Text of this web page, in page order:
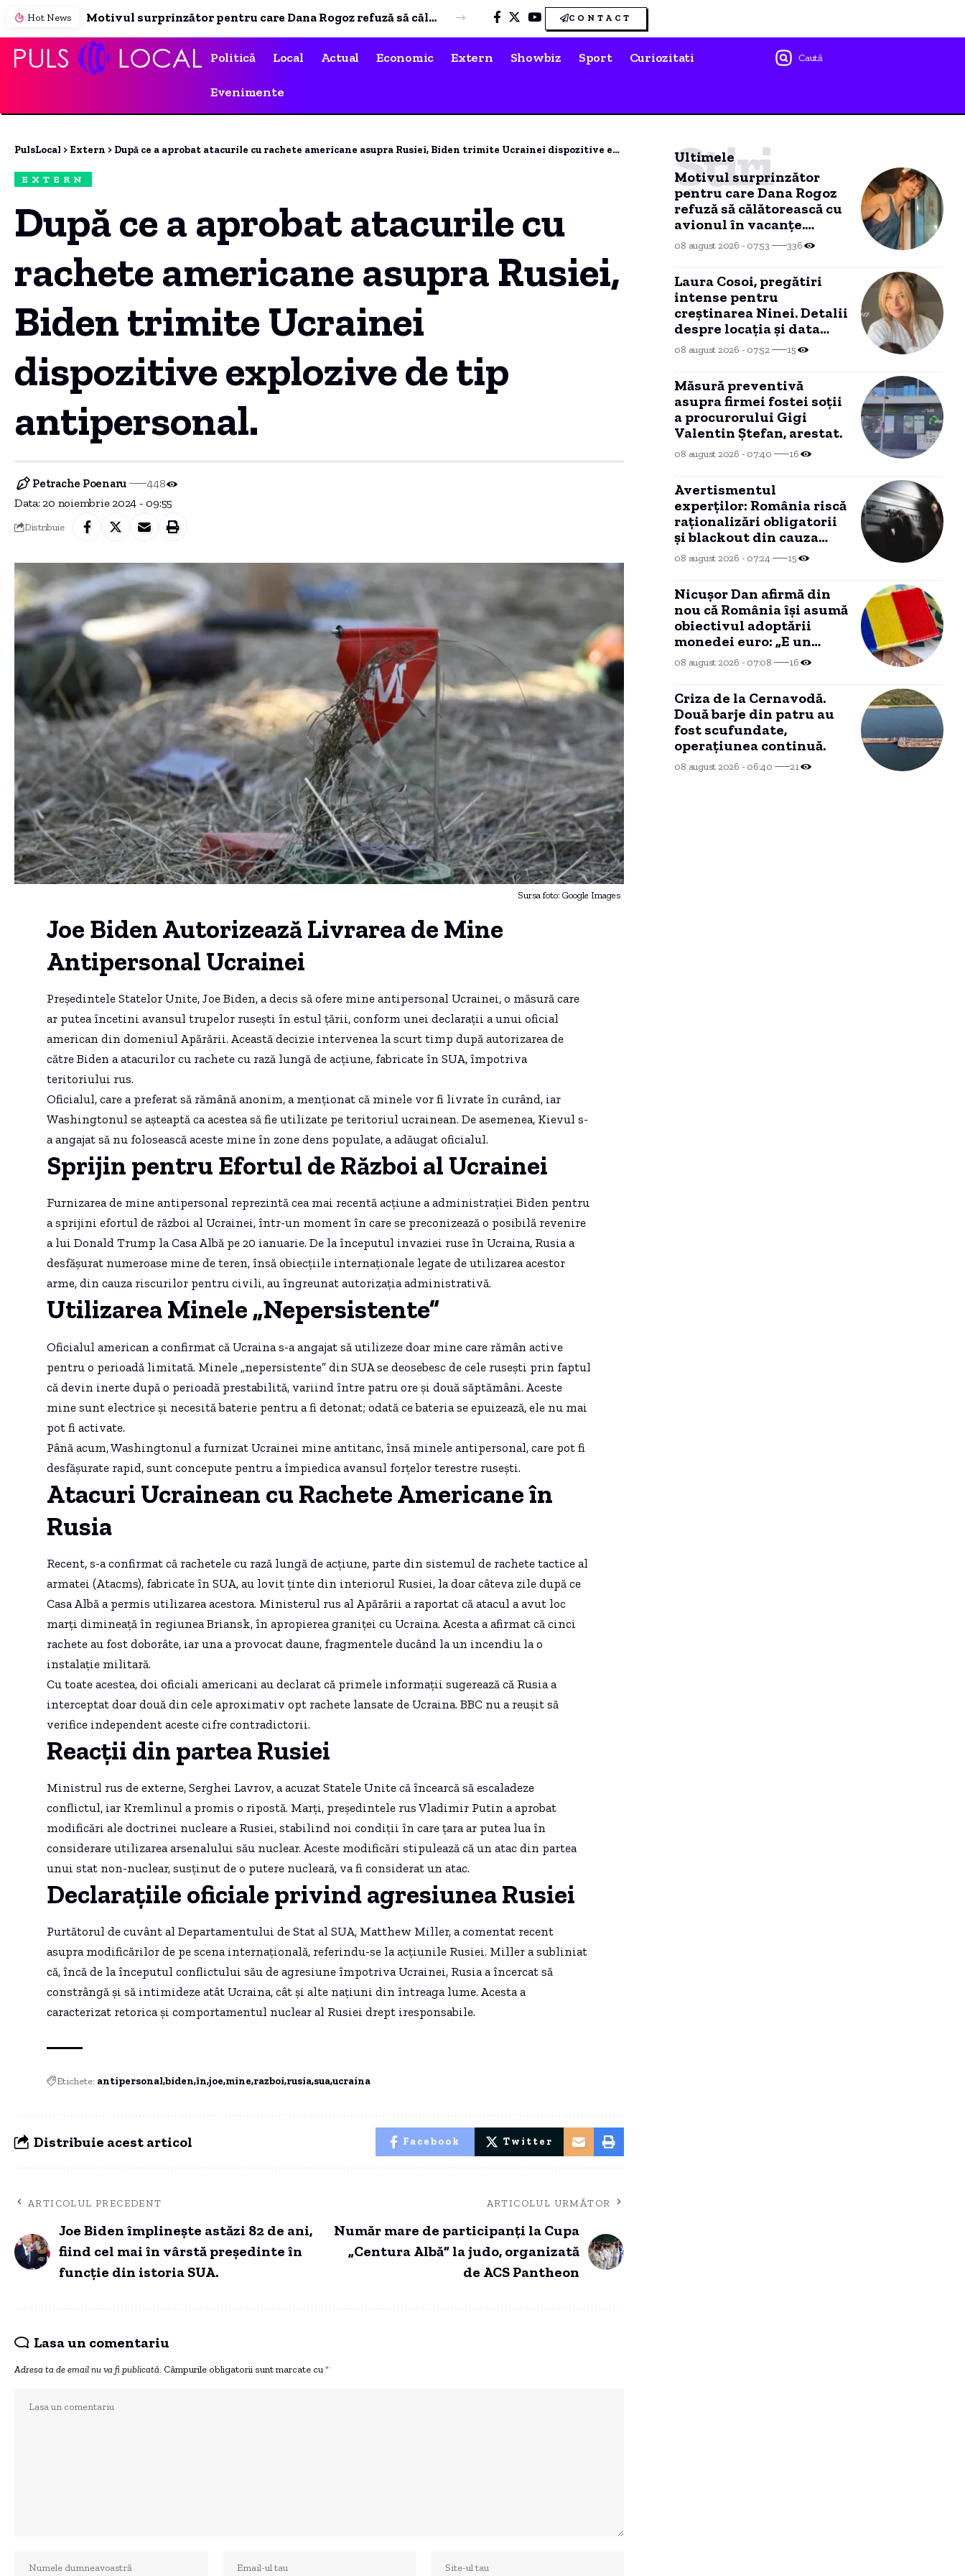
Hot News Laura Cosoi, pregătiri intense pentru creștinarea Ninei. Detalii despre locația și data botezului CONTACT
Politică Local Actual Economic Extern Showbiz Sport Curiozitati
Evenimente
Caută
PulsLocal > Extern > După ce a aprobat atacurile cu rachete americane asupra Rusiei, Biden trimite Ucrainei dispozitive explozive de tip antipersonal.
EXTERN
După ce a aprobat atacurile cu
rachete americane asupra Rusiei,
Biden trimite Ucrainei
dispozitive explozive de tip
antipersonal.
Data: 20 noiembrie 2024 - 09:55
Petrache Poenaru 448
Distribuie
Sursa foto: Google Images
Joe Biden Autorizează Livrarea de Mine
Antipersonal Ucrainei
Președintele Statelor Unite, Joe Biden, a decis să ofere mine antipersonal Ucrainei, o măsură care
ar putea încetini avansul trupelor rusești în estul țării, conform unei declarații a unui oficial
american din domeniul Apărării. Această decizie intervenea la scurt timp după autorizarea de
către Biden a atacurilor cu rachete cu rază lungă de acțiune, fabricate în SUA, împotriva
teritoriului rus.
Oficialul, care a preferat să rămână anonim, a menționat că minele vor fi livrate în curând, iar
Washingtonul se așteaptă ca acestea să fie utilizate pe teritoriul ucrainean. De asemenea, Kievul s-
a angajat să nu folosească aceste mine în zone dens populate, a adăugat oficialul.
Sprijin pentru Efortul de Război al Ucrainei
Furnizarea de mine antipersonal reprezintă cea mai recentă acțiune a administrației Biden pentru
a sprijini efortul de război al Ucrainei, într-un moment în care se preconizează o posibilă revenire
a lui Donald Trump la Casa Albă pe 20 ianuarie. De la începutul invaziei ruse în Ucraina, Rusia a
desfășurat numeroase mine de teren, însă obiecțiile internaționale legate de utilizarea acestor
arme, din cauza riscurilor pentru civili, au îngreunat autorizația administrativă.
Utilizarea Minele „Nepersistente”
Oficialul american a confirmat că Ucraina s-a angajat să utilizeze doar mine care rămân active
pentru o perioadă limitată. Minele „nepersistente” din SUA se deosebesc de cele rusești prin faptul
că devin inerte după o perioadă prestabilită, variind între patru ore și două săptămâni. Aceste
mine sunt electrice și necesită baterie pentru a fi detonat; odată ce bateria se epuizează, ele nu mai
pot fi activate.
Până acum, Washingtonul a furnizat Ucrainei mine antitanc, însă minele antipersonal, care pot fi
desfășurate rapid, sunt concepute pentru a împiedica avansul forțelor terestre rusești.
Atacuri Ucrainean cu Rachete Americane în
Rusia
Recent, s-a confirmat că rachetele cu rază lungă de acțiune, parte din sistemul de rachete tactice al
armatei (Atacms), fabricate în SUA, au lovit ținte din interiorul Rusiei, la doar câteva zile după ce
Casa Albă a permis utilizarea acestora. Ministerul rus al Apărării a raportat că atacul a avut loc
marți dimineață în regiunea Briansk, în apropierea graniței cu Ucraina. Acesta a afirmat că cinci
rachete au fost doborâte, iar una a provocat daune, fragmentele ducând la un incendiu la o
instalație militară.
Cu toate acestea, doi oficiali americani au declarat că primele informații sugerează că Rusia a
interceptat doar două din cele aproximativ opt rachete lansate de Ucraina. BBC nu a reușit să
verifice independent aceste cifre contradictorii.
Reacții din partea Rusiei
Ministrul rus de externe, Serghei Lavrov, a acuzat Statele Unite că încearcă să escaladeze
conflictul, iar Kremlinul a promis o ripostă. Marți, președintele rus Vladimir Putin a aprobat
modificări ale doctrinei nucleare a Rusiei, stabilind noi condiții în care țara ar putea lua în
considerare utilizarea arsenalului său nuclear. Aceste modificări stipulează că un atac din partea
unui stat non-nuclear, susținut de o putere nucleară, va fi considerat un atac.
Declarațiile oficiale privind agresiunea Rusiei
Purtătorul de cuvânt al Departamentului de Stat al SUA, Matthew Miller, a comentat recent
asupra modificărilor de pe scena internațională, referindu-se la acțiunile Rusiei. Miller a subliniat
că, încă de la începutul conflictului său de agresiune împotriva Ucrainei, Rusia a încercat să
constrângă și să intimideze atât Ucraina, cât și alte națiuni din întreaga lume. Acesta a
caracterizat retorica și comportamentul nuclear al Rusiei drept iresponsabile.
Etichete: antipersonal biden în joe mine razboi rusiasuaucraina
Distribuie acest articol Facebook Twitter
ARTICOLUL PRECEDENT
Joe Biden împlinește astăzi 82 de ani,
fiind cel mai în vârstă președinte în
funcție din istoria SUA.
ARTICOLUL URMĂTOR
Număr mare de participanți la Cupa
„Centura Albă” la judo, organizată
de ACS Pantheon
Lasa un comentariu
Adresa ta de email nu va fi publicată. Câmpurile obligatorii sunt marcate cu*
Ultimele
Știri
Motivul surprinzător
pentru care Dana Rogoz
refuză să călătorească cu
avionul în vacanțe.
Activitățile copiilor ei în
tren.
08 august 2026 - 07:53 336
Laura Cosoi, pregătiri
intense pentru
creștinarea Ninei. Detalii
despre locația și data
botezului
08 august 2026 - 07:52 15
Măsură preventivă
asupra firmei fostei soții
a procurorului Gigi
Valentin Ștefan, arestat.
08 august 2026 - 07:40 16
Avertismentul
experților: România riscă
raționalizări obligatorii
și blackout din cauza
lipsei investițiilor. Apel
către ANRE
08 august 2026 - 07:24 15
Nicușor Dan afirmă din
nou că România își asumă
obiectivul adoptării
monedei euro: „E un
proces de durată care
trebuie prioritizat”
08 august 2026 - 07:08 16
Criza de la Cernavodă.
Două barje din patru au
fost scufundate,
operațiunea continuă.
08 august 2026 - 06:40 21